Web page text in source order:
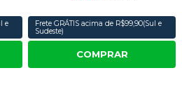
e
Frete GRÁTIS acima de R$99,90(Sul e
Sudeste)
COMPRAR